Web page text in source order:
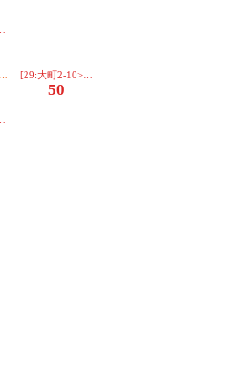
台4-5>末広6-1…]
光4-4>高専前>春光台4-5>末広6-1…]
台4-5>末広6-1…]
光4-4>春光台4-3>4-5>末広6-1…]
[29:大町2-10>春光4-4>高専前>春光台4-5>末広6-1…]
50
台4-5>末広6-1…]
光4-4>高専前>春光台4-5>末広6-1…]
5>末広6-1…]
台4-5>末広6-1…]
台4-5>末広6-1…]
台4-5>末広6-1…]
台4-5>末広6-1…]